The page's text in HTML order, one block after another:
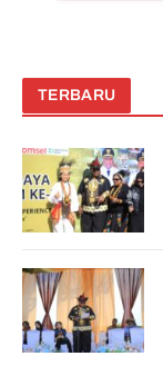
TERBARU